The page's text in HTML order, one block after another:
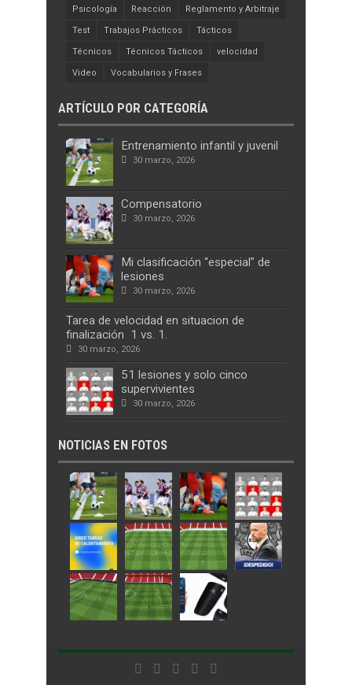
Psicología Reacción Reglamento y Arbitraje
Test Trabajos Prácticos Tácticos
Técnicos Técnicos Tácticos velocidad
Video Vocabularios y Frases
ARTÍCULO POR CATEGORÍA
Entrenamiento infantil y juvenil
30 marzo, 2026
Compensatorio
30 marzo, 2026
Mi clasificación “especial” de
lesiones
30 marzo, 2026
Tarea de velocidad en situacion de
finalización 1 vs. 1.
30 marzo, 2026
51 lesiones y solo cinco
supervivientes
30 marzo, 2026
NOTICIAS EN FOTOS